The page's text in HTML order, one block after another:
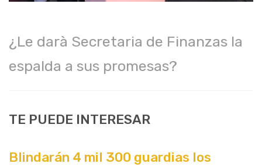
¿Le darà Secretaria de Finanzas la
espalda a sus promesas?
TE PUEDE INTERESAR
Blindarán 4 mil 300 guardias los